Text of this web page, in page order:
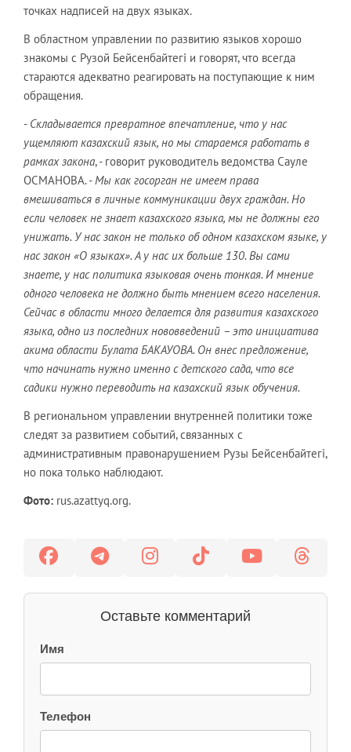
точках надписей на двух языках.
В областном управлении по развитию языков хорошо
знакомы с Рузой Бейсенбайтегi и говорят, что всегда
стараются адекватно реагировать на поступающие к ним
обращения.
- Складывается превратное впечатление, что у нас
ущемляют казахский язык, но мы стараемся работать в
рамках закона, - говорит руководитель ведомства Сауле
ОСМАНОВА. - Мы как госорган не имеем права
вмешиваться в личные коммуникации двух граждан. Но
если человек не знает казахского языка, мы не должны его
унижать. У нас закон не только об одном казахском языке, у
нас закон «О языках». А у нас их больше 130. Вы сами
знаете, у нас политика языковая очень тонкая. И мнение
одного человека не должно быть мнением всего населения.
Сейчас в области много делается для развития казахского
языка, одно из последних нововведений – это инициатива
акима области Булата БАКАУОВА. Он внес предложение,
что начинать нужно именно с детского сада, что все
садики нужно переводить на казахский язык обучения.
В региональном управлении внутренней политики тоже
следят за развитием событий, связанных с
административным правонарушением Рузы Бейсенбайтегi,
но пока только наблюдают.
Фото: rus.azattyq.org.
Оставьте комментарий
Имя
Телефон